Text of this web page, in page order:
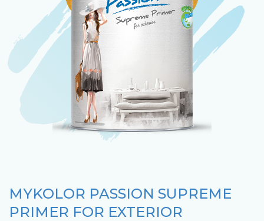
MYKOLOR PASSION SUPREME
PRIMER FOR EXTERIOR